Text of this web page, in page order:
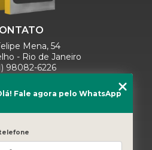
Mena, 54
- Rio de Janeiro
98082-6226
93071-5918
Fale agora pelo WhatsApp